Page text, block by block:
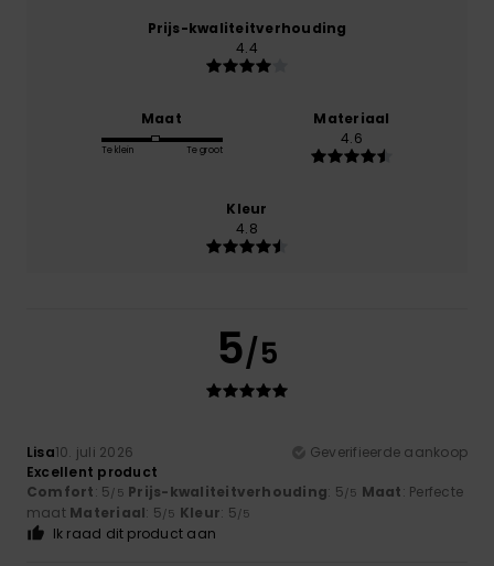
Prijs-kwaliteitverhouding
4.4
Maat
Te klein Te groot
Materiaal
4.6
Kleur
4.8
5/5
Lisa10. juli 2026
Geverifieerde aankoop
Excellent product
Comfort: 5/5 Prijs-kwaliteitverhouding: 5/5 Maat: Perfecte
maat Materiaal: 5/5 Kleur: 5/5
Ik raad dit product aan